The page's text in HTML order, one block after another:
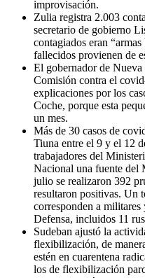
improvisación.
Zulia registra 2.003
secretario de gobierno
contagiados eran
fallecidos provienen de
El gobernador de
Comisión contra el
explicaciones por los
Coche, porque esta
un mes.
Más de 30 casos de
Tiuna entre el 9 y el 12
trabajadores del
Nacional una fuente del
julio se realizaron 392
resultaron positivas. Un
corresponden a
Defensa, incluidos 11
Sudeban ajustó la
flexibilización, de
estén en cuarentena
los de flexibilización